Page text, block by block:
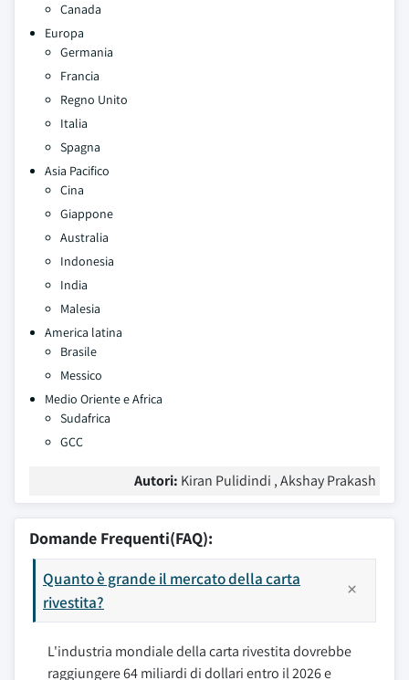
Canada
Europa
Germania
Francia
Regno Unito
Italia
Spagna
Asia Pacifico
Cina
Giappone
Australia
Indonesia
India
Malesia
America latina
Brasile
Messico
Medio Oriente e Africa
Sudafrica
GCC
Autori: Kiran Pulidindi , Akshay Prakash
Domande Frequenti(FAQ):
Quanto è grande il mercato della carta
rivestita?
L'industria mondiale della carta rivestita dovrebbe
raggiungere 64 miliardi di dollari entro il 2026 e